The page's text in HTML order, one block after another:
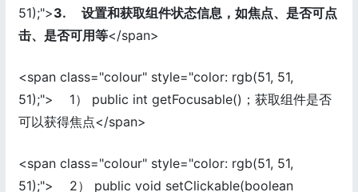
51);">3. 设置和获取组件状态信息，如焦点、是否可点
击、是否可用等</span>
<span class="colour" style="color: rgb(51, 51,
51);"> 1） public int getFocusable()；获取组件是否
可以获得焦点</span>
<span class="colour" style="color: rgb(51, 51,
51);"> 2） public void setClickable(boolean